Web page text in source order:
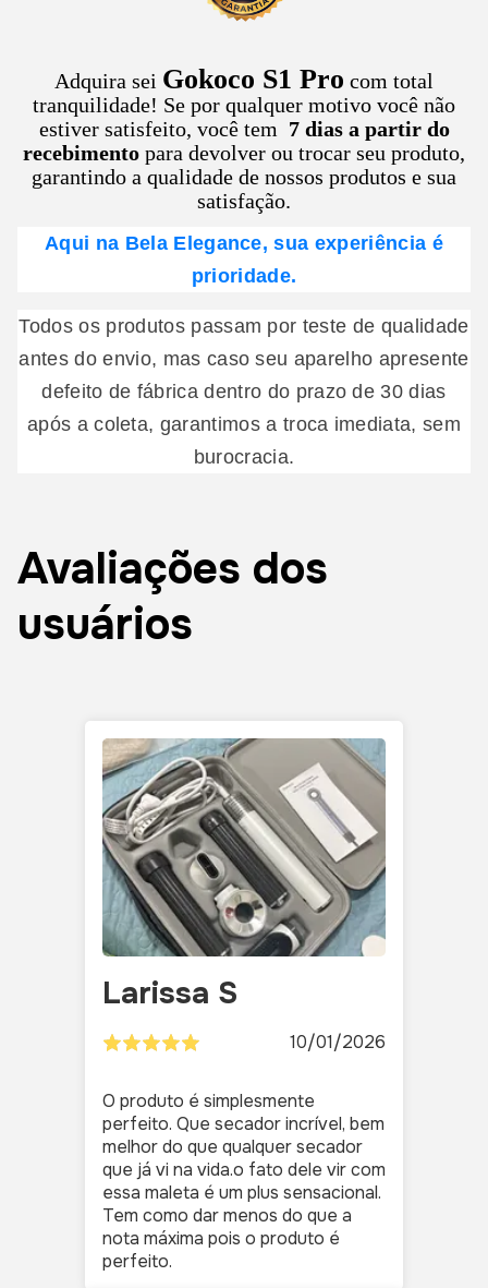
Adquira sei Gokoco S1 Pro com total
tranquilidade! Se por qualquer motivo você não
estiver satisfeito, você tem 7 dias a partir do
recebimento para devolver ou trocar seu produto,
garantindo a qualidade de nossos produtos e sua
satisfação.
Aqui na Bela Elegance, sua experiência é
prioridade.
Todos os produtos passam por teste de qualidade
antes do envio, mas caso seu aparelho apresente
defeito de fábrica dentro do prazo de 30 dias
após a coleta, garantimos a troca imediata, sem
burocracia.
Avaliações dos
usuários
Larissa S
10/01/2026
O produto é simplesmente
perfeito. Que secador incrível, bem
melhor do que qualquer secador
que já vi na vida.o fato dele vir com
essa maleta é um plus sensacional.
Tem como dar menos do que a
nota máxima pois o produto é
perfeito.